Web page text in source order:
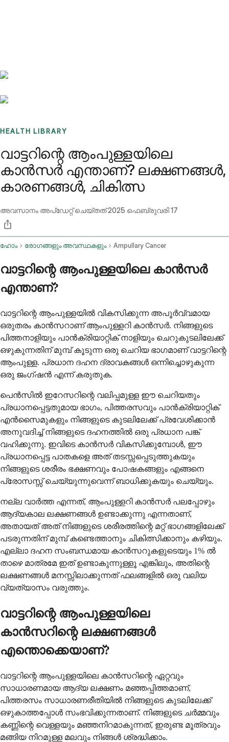
HEALTH LIBRARY
വാട്ടറിന്റെ ആംപുള്ളയിലെ
കാൻസർ എന്താണ്? ലക്ഷണങ്ങൾ,
കാരണങ്ങൾ, ചികിത്സ
അവസാനം അപ്ഡേറ്റ് ചെയ്തത്2025 ഫെബ്രുവരി 17
ഹോം രോഗങ്ങളും അവസ്ഥകളും Ampullary Cancer
വാട്ടറിന്റെ ആംപുള്ളയിലെ കാൻസർ
എന്താണ്?
വാട്ടറിന്റെ ആംപുള്ളയിൽ വികസിക്കുന്ന അപൂർവ്വമായ
ഒരുതരം കാൻസറാണ് ആംപുള്ളറി കാൻസർ. നിങ്ങളുടെ
പിത്തനാളിയും പാൻക്രിയാറ്റിക് നാളിയും ചെറുകുടലിലേക്ക്
ഒഴുകുന്നതിന് മുമ്പ് കൂടുന്ന ഒരു ചെറിയ ഭാഗമാണ് വാട്ടറിന്റെ
ആംപുള്ള. പ്രധാന ദഹന ദ്രാവകങ്ങൾ ഒന്നിച്ചൊഴുകുന്ന
ഒരു ജംഗ്ഷൻ എന്ന് കരുതുക.
പെൻസിൽ ഇറേസറിന്റെ വലിപ്പമുള്ള ഈ ചെറിയതും
പ്രധാനപ്പെട്ടതുമായ ഭാഗം, പിത്തരസവും പാൻക്രിയാറ്റിക്
എൻസൈമുകളും നിങ്ങളുടെ കുടലിലേക്ക് പ്രവേശിക്കാൻ
അനുവദിച്ച് നിങ്ങളുടെ ദഹനത്തിൽ ഒരു പ്രധാന പങ്ക്
വഹിക്കുന്നു. ഇവിടെ കാൻസർ വികസിക്കുമ്പോൾ, ഈ
പ്രധാനപ്പെട്ട പാതകളെ അത് തടസ്സപ്പെടുത്തുകയും
നിങ്ങളുടെ ശരീരം ഭക്ഷണവും പോഷകങ്ങളും എങ്ങനെ
പ്രോസസ്സ് ചെയ്യുന്നുവെന്ന് ബാധിക്കുകയും ചെയ്യും.
നല്ല വാർത്ത എന്നത്, ആംപുള്ളറി കാൻസർ പലപ്പോഴും
ആദ്യകാല ലക്ഷണങ്ങൾ ഉണ്ടാക്കുന്നു എന്നതാണ്,
അതായത് അത് നിങ്ങളുടെ ശരീരത്തിന്റെ മറ്റ് ഭാഗങ്ങളിലേക്ക്
പടരുന്നതിന് മുമ്പ് കണ്ടെത്താനും ചികിത്സിക്കാനും കഴിയും.
എല്ലാ ദഹന സംബന്ധമായ കാൻസറുകളുടെയും 1% ൽ
താഴെ മാത്രമേ ഇത് ഉണ്ടാകുന്നുള്ളൂ എങ്കിലും, അതിന്റെ
ലക്ഷണങ്ങൾ മനസ്സിലാക്കുന്നത് ഫലങ്ങളിൽ ഒരു വലിയ
വ്യത്യാസം വരുത്തും.
വാട്ടറിന്റെ ആംപുള്ളയിലെ
കാൻസറിന്റെ ലക്ഷണങ്ങൾ
എന്തൊക്കെയാണ്?
വാട്ടറിന്റെ ആംപുള്ളയിലെ കാൻസറിന്റെ ഏറ്റവും
സാധാരണമായ ആദ്യ ലക്ഷണം മഞ്ഞപ്പിത്തമാണ്,
പിത്തരസം സാധാരണരീതിയിൽ നിങ്ങളുടെ കുടലിലേക്ക്
ഒഴുകാത്തപ്പോൾ സംഭവിക്കുന്നതാണ്. നിങ്ങളുടെ ചർമ്മവും
കണ്ണിന്റെ വെള്ളയും മഞ്ഞനിറമാകുന്നത്, ഇരുണ്ട മൂത്രവും
മങ്ങിയ നിറമുള്ള മലവും നിങ്ങൾ ശ്രദ്ധിക്കാം.